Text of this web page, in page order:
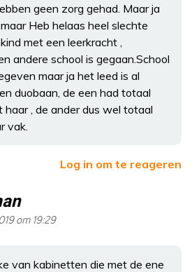
geen zorg gehad. Maar ja
Heb helaas heel slechte
met een leerkracht ,
andere school is gegaan.School
maar ja het leed is al
duobaan, de een had totaal
haar , de ander dus wel totaal
vak.
Log in om te reageren
om 19:29
van kabinetten die met de ene